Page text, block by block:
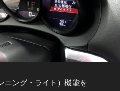
ニング・ライト）機能を